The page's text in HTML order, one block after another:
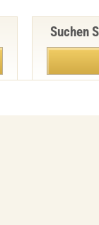
Suchen